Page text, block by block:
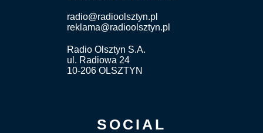
radio@radioolsztyn.pl
reklama@radioolsztyn.pl
Radio Olsztyn S.A.
ul. Radiowa 24
10-206 OLSZTYN
SOCIAL